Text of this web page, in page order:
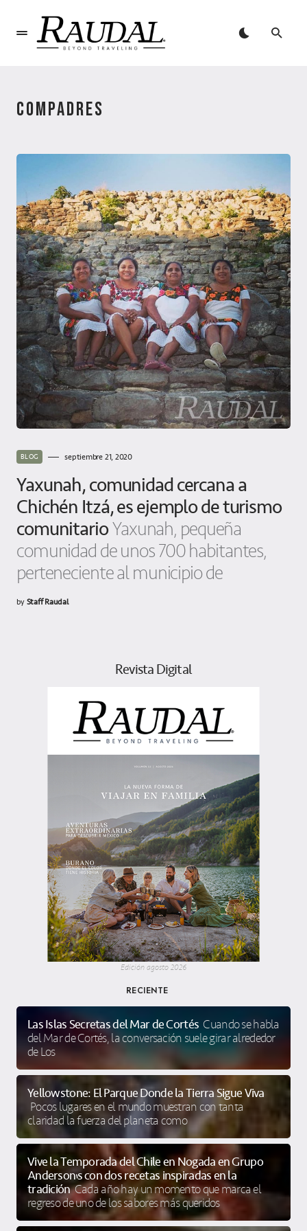
COMPADRES
BLOG septiembre 21, 2020
Yaxunah, comunidad cercana a
Chichén Itzá, es ejemplo de turismo
comunitarioYaxunah, pequeña
comunidad de unos 700 habitantes,
perteneciente al municipio de
byStaff Raudal
Revista Digital
Edición agosto 2026
RECIENTE
Las Islas Secretas del Mar de Cortés Cuando se habla
del Mar de Cortés, la conversación suele girar alrededor
de Los
Yellowstone: El Parque Donde la Tierra Sigue Viva
Pocos lugares en el mundo muestran con tanta
claridad la fuerza del planeta como
Vive la Temporada del Chile en Nogada en Grupo
Anderson’s con dos recetas inspiradas en la
tradición Cada año hay un momento que marca el
regreso de uno de los sabores más queridos